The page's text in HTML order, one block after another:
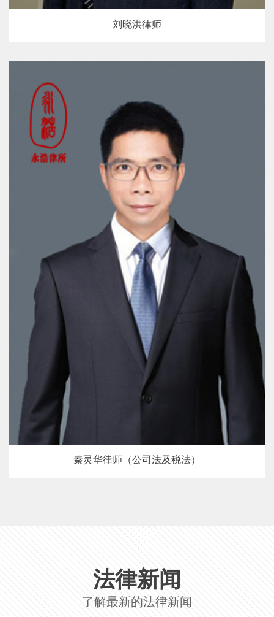
刘晓洪律师
秦灵华律师（公司法及税法）
法律新闻
了解最新的法律新闻